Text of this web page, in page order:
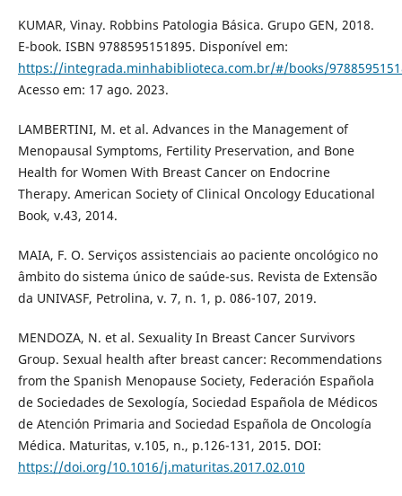
KUMAR, Vinay. Robbins Patologia Básica. Grupo GEN, 2018.
E-book. ISBN 9788595151895. Disponível em:
https://integrada.minhabiblioteca.com.br/#/books/
Acesso em: 17 ago. 2023.
LAMBERTINI, M. et al. Advances in the Management of
Menopausal Symptoms, Fertility Preservation, and Bone
Health for Women With Breast Cancer on Endocrine
Therapy. American Society of Clinical Oncology Educational
Book, v.43, 2014.
MAIA, F. O. Serviços assistenciais ao paciente oncológico no
âmbito do sistema único de saúde-sus. Revista de Extensão
da UNIVASF, Petrolina, v. 7, n. 1, p. 086-107, 2019.
MENDOZA, N. et al. Sexuality In Breast Cancer Survivors
Group. Sexual health after breast cancer: Recommendations
from the Spanish Menopause Society, Federación Española
de Sociedades de Sexología, Sociedad Española de Médicos
de Atención Primaria and Sociedad Española de Oncología
Médica. Maturitas, v.105, n., p.126-131, 2015. DOI:
https://doi.org/10.1016/j.maturitas.2017.02.010